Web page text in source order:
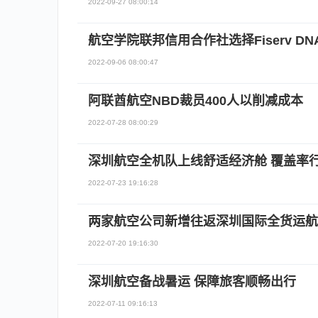
2022-09-27 08:00:14
航空学院联邦信用合作社选择Fiserv
2022-09-06 08:00:47
阿联酋航空NBD裁员400人以削减成本
2022-07-28 08:00:29
深圳航空全机队上线舒适经济舱 覆盖率
2022-07-23 19:16:28
两家航空公司新增往返深圳国际全货运
2022-07-20 19:16:30
深圳航空备战暑运 保障旅客顺畅出行
2022-07-11 09:16:13